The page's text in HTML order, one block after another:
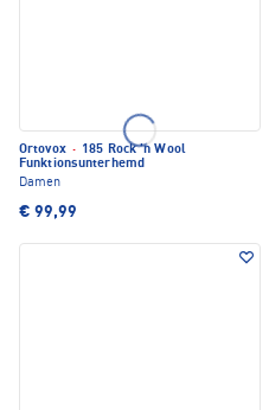
Ortovox · 185 Rock 'n Wool
Funktionsunterhemd
Damen
€ 99,99